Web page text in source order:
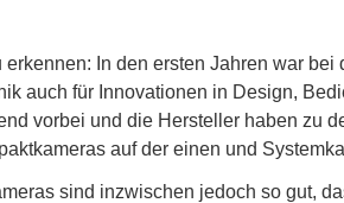
In den ersten Jahren war
auch für Innovationen in Design,
vorbei und die Hersteller haben zu
auf der einen und
sind inzwischen jedoch so gut,